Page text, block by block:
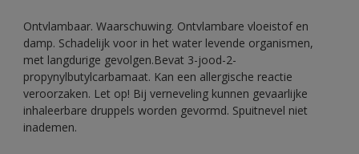
Ontvlambaar. Waarschuwing. Ontvlambare vloeistof en
damp. Schadelijk voor in het water levende organismen,
met langdurige gevolgen.Bevat 3-jood-2-
propynylbutylcarbamaat. Kan een allergische reactie
veroorzaken. Let op! Bij verneveling kunnen gevaarlijke
inhaleerbare druppels worden gevormd. Spuitnevel niet
inademen.